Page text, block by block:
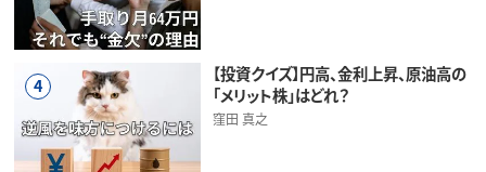
4
【投資クイズ】円高、金利上昇、原油高の
「メリット株」はどれ？
窪田 真之